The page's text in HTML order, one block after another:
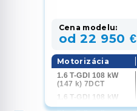
Cena modelu:
od 22 950 €
Motorizácia
1.6 T-GDI 108 kW
(147 k) 7DCT
1.6 T-GDI 108 kW
(147 k) 4x4 7DCT